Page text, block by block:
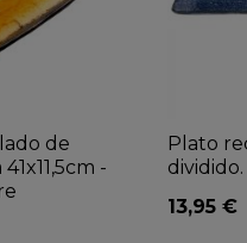
de
-
Plato
13,95 €